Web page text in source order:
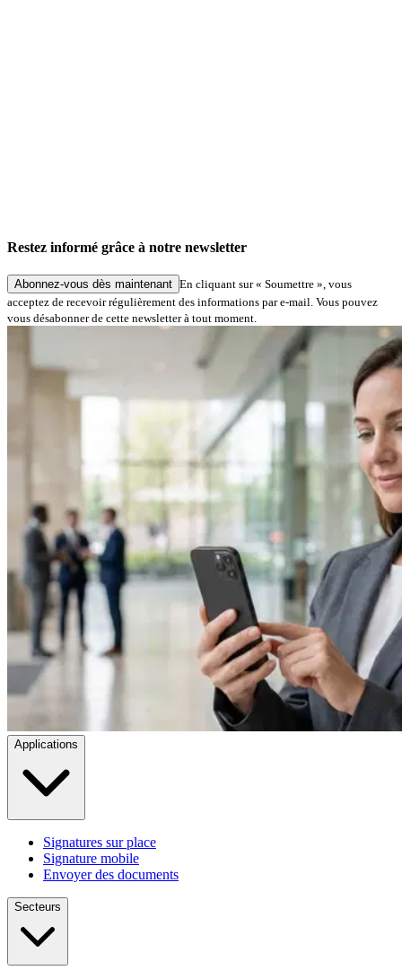
Restez informé grâce à notre newsletter
Abonnez-vous dès maintenant En cliquant sur « Soumettre », vous
acceptez de recevoir régulièrement des informations par e-mail. Vous pouvez
vous désabonner de cette newsletter à tout moment.
Applications
Signatures sur place
Signature mobile
Envoyer des documents
Secteurs